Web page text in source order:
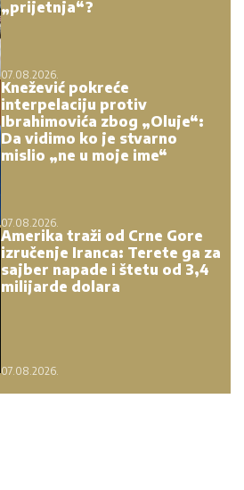
„prijetnja“?
07.08.2026.
Knežević pokreće
interpelaciju protiv
Ibrahimovića zbog „Oluje“:
Da vidimo ko je stvarno
mislio „ne u moje ime“
07.08.2026.
Amerika traži od Crne Gore
izručenje Iranca: Terete ga za
sajber napade i štetu od 3,4
milijarde dolara
07.08.2026.